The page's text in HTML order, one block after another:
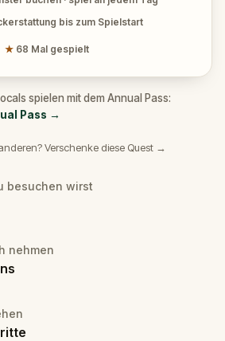
bis zum Spielstart
★ 68 Mal gespielt
spielen mit dem Annual Pass:
Pass →
Verschenke diese Quest →
besuchen wirst
nehmen